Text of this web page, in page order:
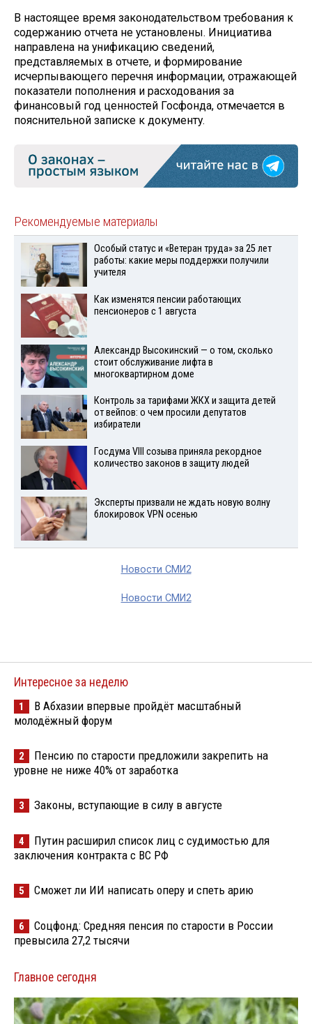
В настоящее время законодательством требования к
содержанию отчета не установлены. Инициатива
направлена на унификацию сведений,
представляемых в отчете, и формирование
исчерпывающего перечня информации, отражающей
показатели пополнения и расходования за
финансовый год ценностей Госфонда, отмечается в
пояснительной записке к документу.
Рекомендуемые материалы
Особый статус и «Ветеран труда» за 25 лет
работы: какие меры поддержки получили
учителя
Как изменятся пенсии работающих
пенсионеров с 1 августа
Александр Высокинский — о том, сколько
стоит обслуживание лифта в
многоквартирном доме
Контроль за тарифами ЖКХ и защита детей
от вейпов: о чем просили депутатов
избиратели
Госдума VIII созыва приняла рекордное
количество законов в защиту людей
Эксперты призвали не ждать новую волну
блокировок VPN осенью
Новости СМИ2
Новости СМИ2
Интересное за неделю
1
В Абхазии впервые пройдёт масштабный
молодёжный форум
2
Пенсию по старости предложили закрепить на
уровне не ниже 40% от заработка
3 Законы, вступающие в силу в августе
4
Путин расширил список лиц с судимостью для
заключения контракта с ВС РФ
5 Сможет ли ИИ написать оперу и спеть арию
6
Соцфонд: Средняя пенсия по старости в России
превысила 27,2 тысячи
Главное сегодня